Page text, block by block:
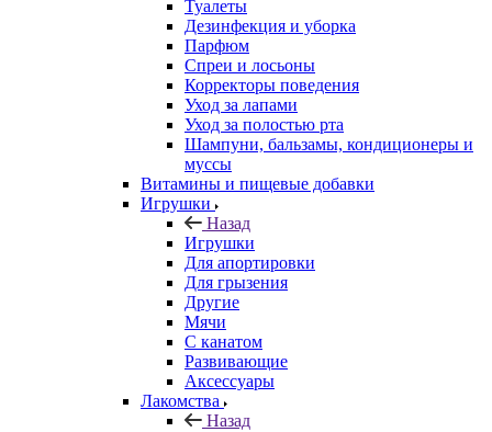
Туалеты
Дезинфекция и уборка
Парфюм
Спреи и лосьоны
Корректоры поведения
Уход за лапами
Уход за полостью рта
Шампуни, бальзамы, кондиционеры и
муссы
Витамины и пищевые добавки
Игрушки
Назад
Игрушки
Для апортировки
Для грызения
Другие
Мячи
С канатом
Развивающие
Аксессуары
Лакомства
Назад